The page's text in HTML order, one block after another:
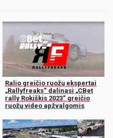
Ralio greičio ruožų ekspertai
„Rallyfreaks“ dalinasi „CBet
rally Rokiškis 2023“ greičio
ruožų video apžvalgomis